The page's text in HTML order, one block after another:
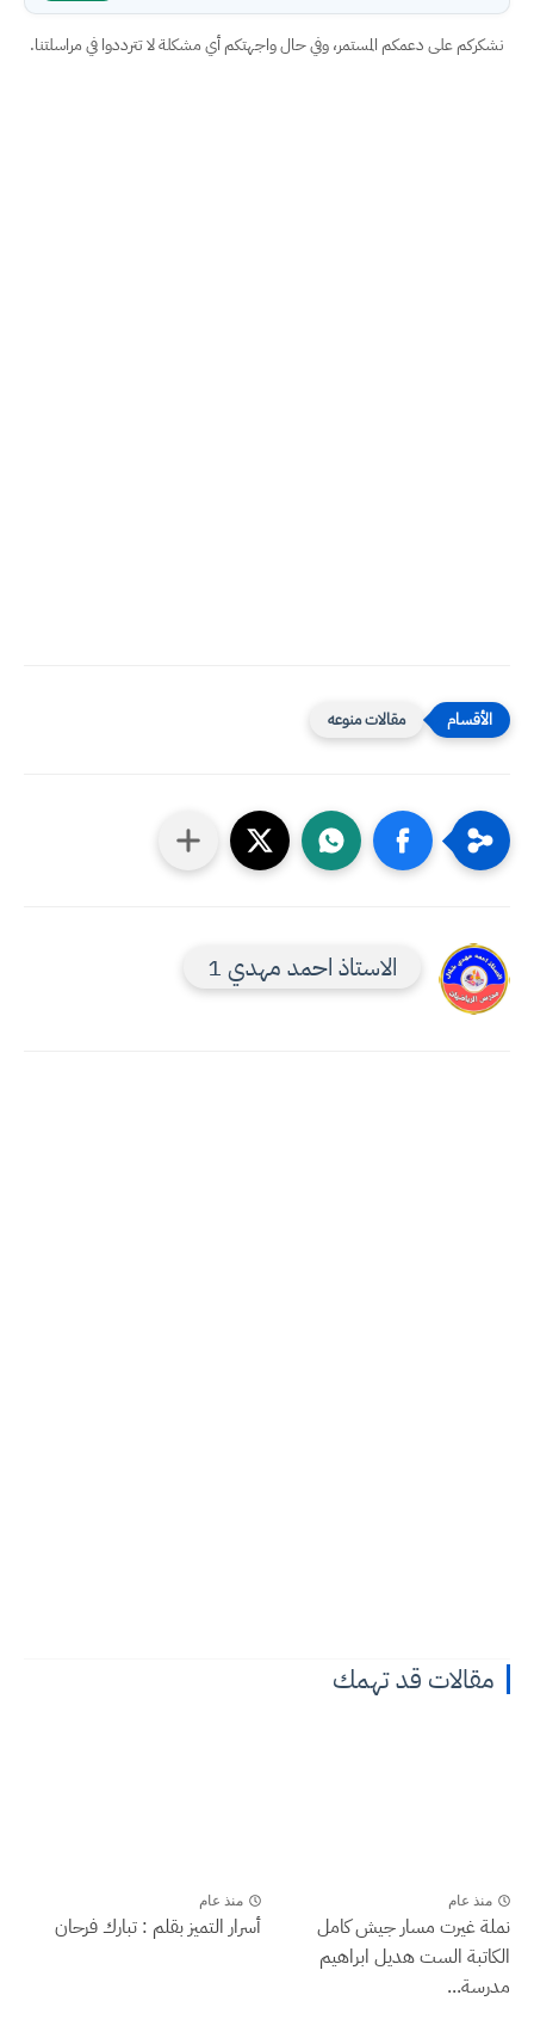
نشكركم على دعمكم المستمر، وفي حال واجهتكم أي مشكلة لا تترددوا في مراسلتنا.
مقالات منوعه
الاستاذ احمد مهدي 1
مقالات قد تهمك
منذ عام
نملة غيرت مسار جيش كامل
الكاتبة الست هديل ابراهيم
مدرسة...
منذ عام
أسرار التميز بقلم : تبارك فرحان